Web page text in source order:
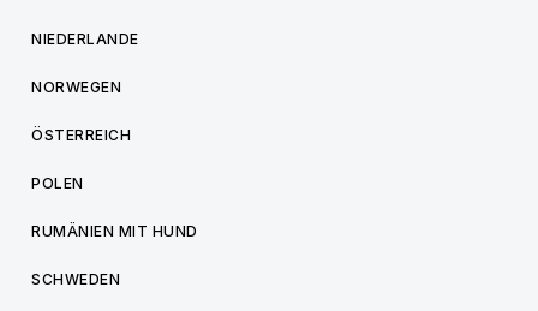
NIEDERLANDE
NORWEGEN
ÖSTERREICH
POLEN
RUMÄNIEN MIT HUND
SCHWEDEN